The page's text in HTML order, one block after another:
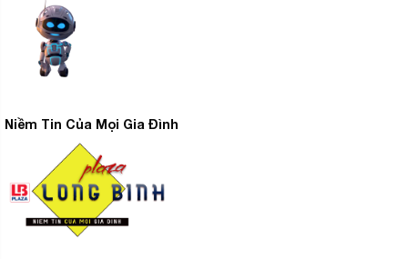
Niềm Tin Của Mọi Gia Đình